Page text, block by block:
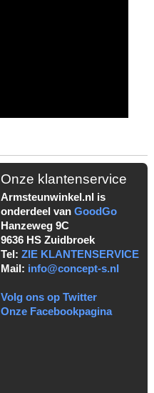
Onze klantenservice
Armsteunwinkel.nl is
onderdeel van GoodGo
Hanzeweg 9C
9636 HS Zuidbroek
Tel: ZIE KLANTENSERVICE
Mail: info@concept-s.nl
Volg ons op Twitter
Onze Facebookpagina